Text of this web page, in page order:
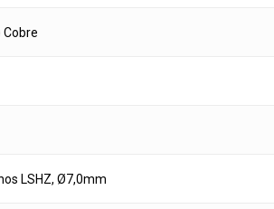
LSHZ, Ø7,0mm